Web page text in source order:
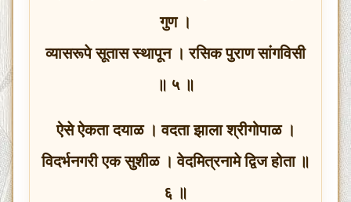
गुण ।
व्यासरूपे सूतास स्थापून । रसिक पुराण सांगविसी
॥ ५ ॥
ऐसे ऐकता दयाळ । वदता झाला श्रीगोपाळ ।
विदर्भनगरी एक सुशीळ । वेदमित्रनामे द्विज होता ॥
६ ॥